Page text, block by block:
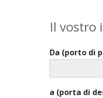
Il vostro
Da (porto di
a (porta di